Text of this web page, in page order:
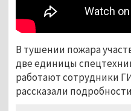
В тушении пожара
две единицы
работают сотрудники
рассказали